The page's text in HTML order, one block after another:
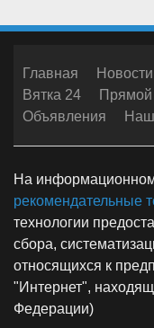
Главная Новости
Вятка 24
Объявления
На
рекомендательные
технологии
сбора,
относящихся к
"Интернет",
Федерации)